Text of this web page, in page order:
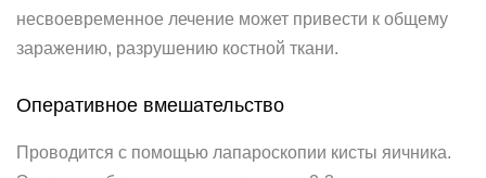
несвоевременное лечение может привести к общему
заражению, разрушению костной ткани.
Оперативное вмешательство
Проводится с помощью лапароскопии кисты яичника.